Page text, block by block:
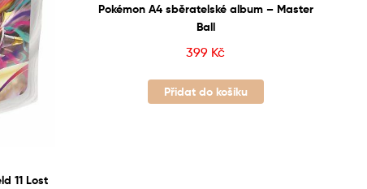
11 Lost
Pokémon A4 sběratelské album – Master
Ball
399 Kč
Přidat do košíku